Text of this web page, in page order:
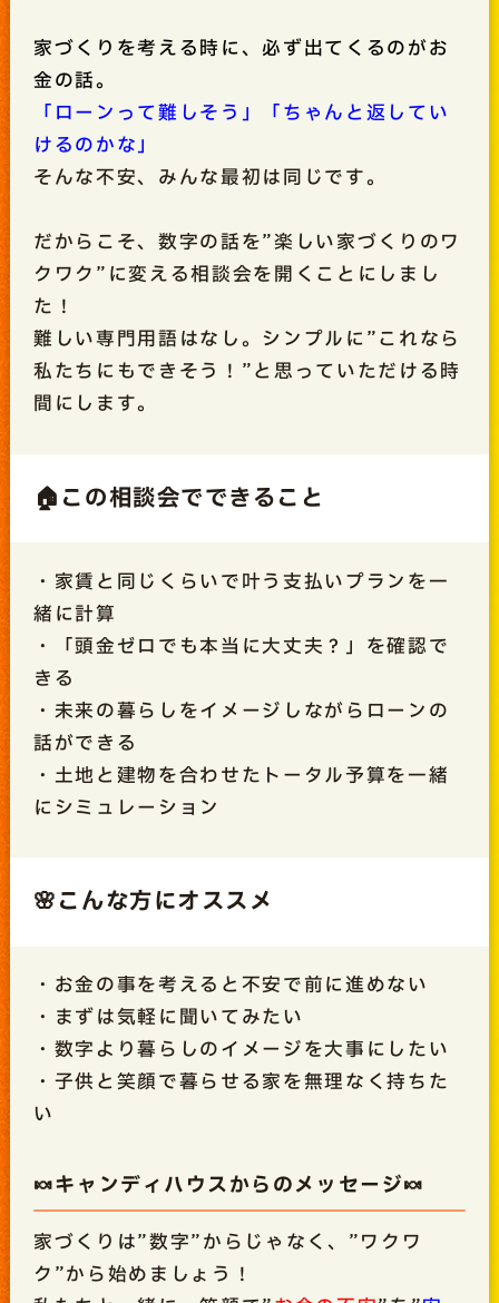
家づくりを考える時に、必ず出てくるのがお
金の話。
「ローンって難しそう」「ちゃんと返してい
けるのかな」
そんな不安、みんな最初は同じです。
だからこそ、数字の話を”楽しい家づくりのワ
クワク”に変える相談会を開くことにしまし
た！
難しい専門用語はなし。シンプルに”これなら
私たちにもできそう！”と思っていただける時
間にします。
🏠この相談会でできること
・家賃と同じくらいで叶う支払いプランを一
緒に計算
・「頭金ゼロでも本当に大丈夫？」を確認で
きる
・未来の暮らしをイメージしながらローンの
話ができる
・土地と建物を合わせたトータル予算を一緒
にシミュレーション
🌸こんな方にオススメ
・お金の事を考えると不安で前に進めない
・まずは気軽に聞いてみたい
・数字より暮らしのイメージを大事にしたい
・子供と笑顔で暮らせる家を無理なく持ちた
い
🍬キャンディハウスからのメッセージ🍬
家づくりは”数字”からじゃなく、”ワクワ
ク”から始めましょう！